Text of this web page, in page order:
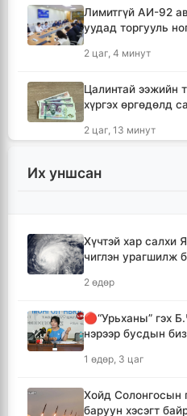
Лимитгүй АИ-92
уудад торгууль
2 цаг, 4 минут
Цалинтай ээжийн
хүргэх өргөдөлд
2 цаг, 13 минут
мөргөсөн
🔴Торгоны замын
километр замыг
Тайландад
"Дельфин" хар
Их уншсан
Хүчтэй хар салхи
чиглэн урагшилж
2 өдөр
🔴“Урьханы” гэх
нэрээр бусдын
1 өдөр, 3 цаг
Хойд Солонгосын
баруун хэсэгт